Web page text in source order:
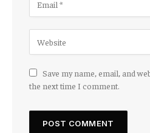
Save my name, email, and
the next time I comment.